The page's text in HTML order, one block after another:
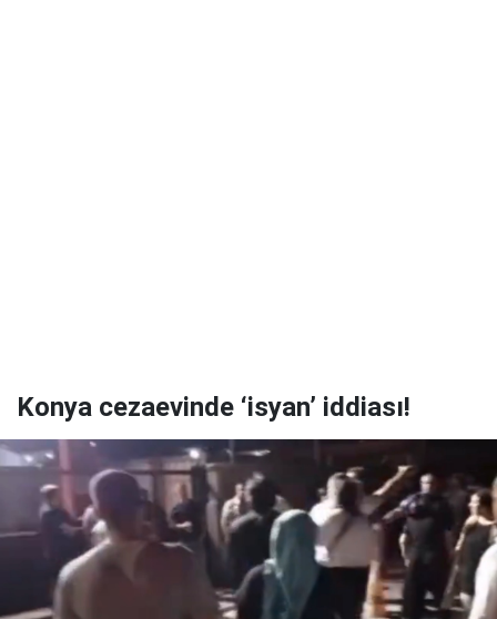
Konya cezaevinde ‘isyan’ iddiası!